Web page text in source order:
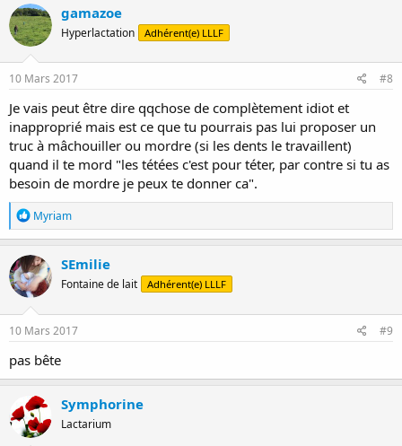
gamazoe
Hyperlactation Adhérent(e) LLLF
10 Mars 2017 #8
Je vais peut être dire qqchose de complètement idiot et
inapproprié mais est ce que tu pourrais pas lui proposer un
truc à mâchouiller ou mordre (si les dents le travaillent)
quand il te mord "les tétées c'est pour téter, par contre si tu as
besoin de mordre je peux te donner ca".
R
é
a
c
t
i
o
n
s
Myriam
SEmilie
Fontaine de lait Adhérent(e) LLLF
10 Mars 2017 #9
pas bête
Symphorine
Lactarium